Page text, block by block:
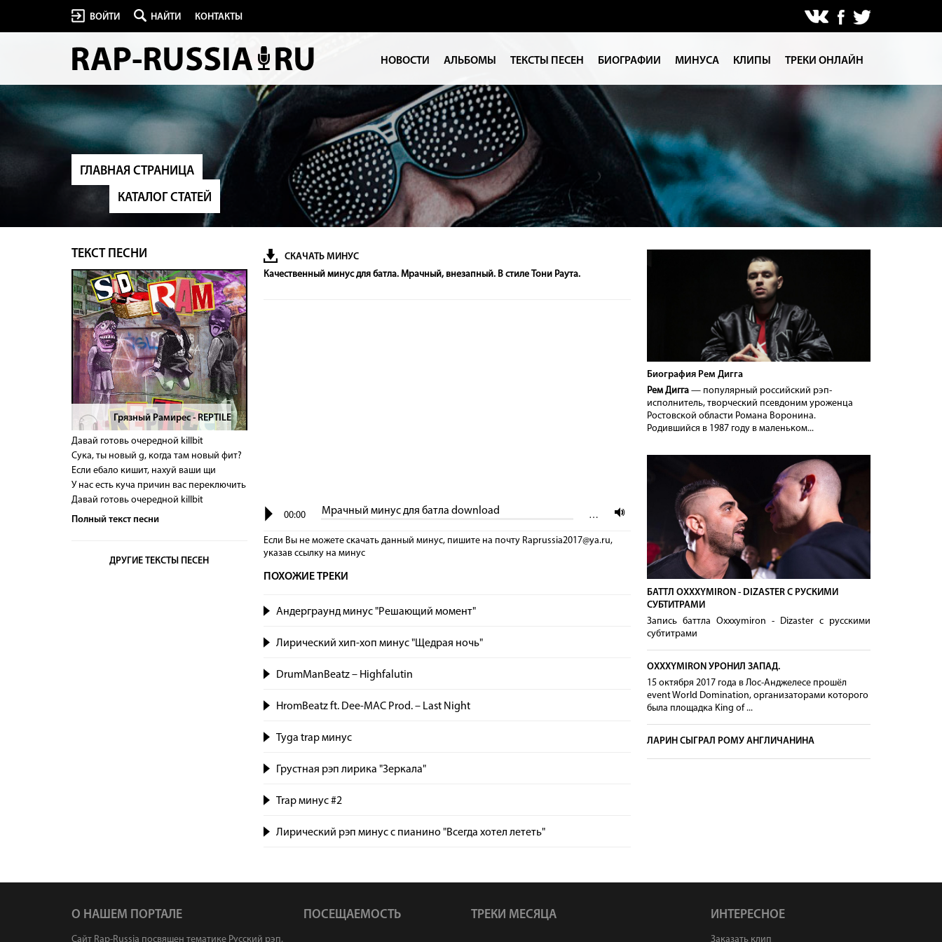
ВОЙТИ НАЙТИ КОНТАКТЫ
НОВОСТИ АЛЬБОМЫ ТЕКСТЫ ПЕСЕН БИОГРАФИИ МИНУСА КЛИПЫ ТРЕКИ ОНЛАЙН
ГЛАВНАЯ СТРАНИЦА
КАТАЛОГ СТАТЕЙ
ТЕКСТ ПЕСНИ
> Грязный Рамирес - REPTILE
Давай готовь очередной killbit
Сука, ты новый g, когда там новый фит?
Если ебало кишит, нахуй ваши щи
У нас есть куча причин вас переключить
Давай готовь очередной killbit
Полный текст песни
ДРУГИЕ ТЕКСТЫ ПЕСЕН
СКАЧАТЬ МИНУС
Качественный минус для батла. Мрачный, внезапный. В стиле Тони Раута.
Мрачный минус для батла download
00:00 …
Если Вы не можете скачать данный минус, пишите на почту Raprussia2017@ya.ru,
указав сcылку на минус
ПОХОЖИЕ ТРЕКИ
Андерграунд минус "Решающий момент"
Лирический хип-хоп минус "Щедрая ночь"
DrumManBeatz – Highfalutin
HromBeatz ft. Dee-MAC Prod. – Last Night
Tyga trap минус
Грустная рэп лирика "Зеркала"
Trap минус #2
Лирический рэп минус с пианино "Всегда хотел лететь"
Биография Рем Дигга
Рем Дигга— популярный российский рэп-
исполнитель, творческий псевдоним уроженца
Ростовской области Романа Воронина.
Родившийся в 1987 году в маленьком...
БАТТЛ OXXXYMIRON - DIZASTER С РУСКИМИ
СУБТИТРАМИ
Запись баттла Oxxxymiron - Dizaster с русскими
субтитрами
OXXXYMIRON УРОНИЛ ЗАПАД.
15 октября 2017 года в Лос-Анджелесе прошёл
event World Domination, организаторами которого
была площадка King of ...
ЛАРИН СЫГРАЛ РОМУ АНГЛИЧАНИНА
О НАШЕМ ПОРТАЛЕ
Сайт Rap-Russia посвящен тематике Русский рэп.
ПОСЕЩАЕМОСТЬ ТРЕКИ МЕСЯЦА ИНТЕРЕСНОЕ
Заказать клип